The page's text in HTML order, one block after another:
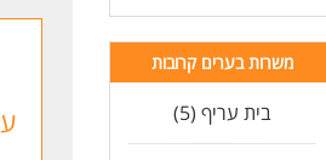
משרות בערים קרובות
בית עריף (5)